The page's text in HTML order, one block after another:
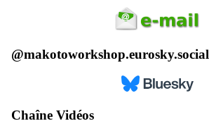
@makotoworkshop.eurosky.social
Chaîne Vidéos